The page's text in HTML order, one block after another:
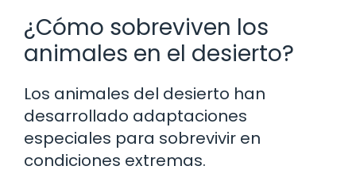
¿Cómo sobreviven los
animales en el desierto?
Los animales del desierto han
desarrollado adaptaciones
especiales para sobrevivir en
condiciones extremas.